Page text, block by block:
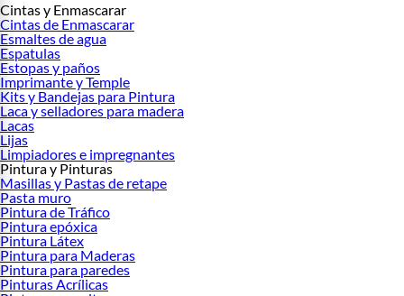
Cintas y Enmascarar
Cintas de Enmascarar
Esmaltes de agua
Espatulas
Estopas y paños
Imprimante y Temple
Kits y Bandejas para Pintura
Laca y selladores para madera
Lacas
Lijas
Limpiadores e impregnantes
Pintura y Pinturas
Masillas y Pastas de retape
Pasta muro
Pintura de Tráfico
Pintura epóxica
Pintura Látex
Pintura para Maderas
Pintura para paredes
Pinturas Acrílicas